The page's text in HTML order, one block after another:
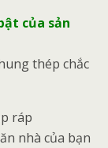
của sản
thép chắc
ráp
nhà của bạn